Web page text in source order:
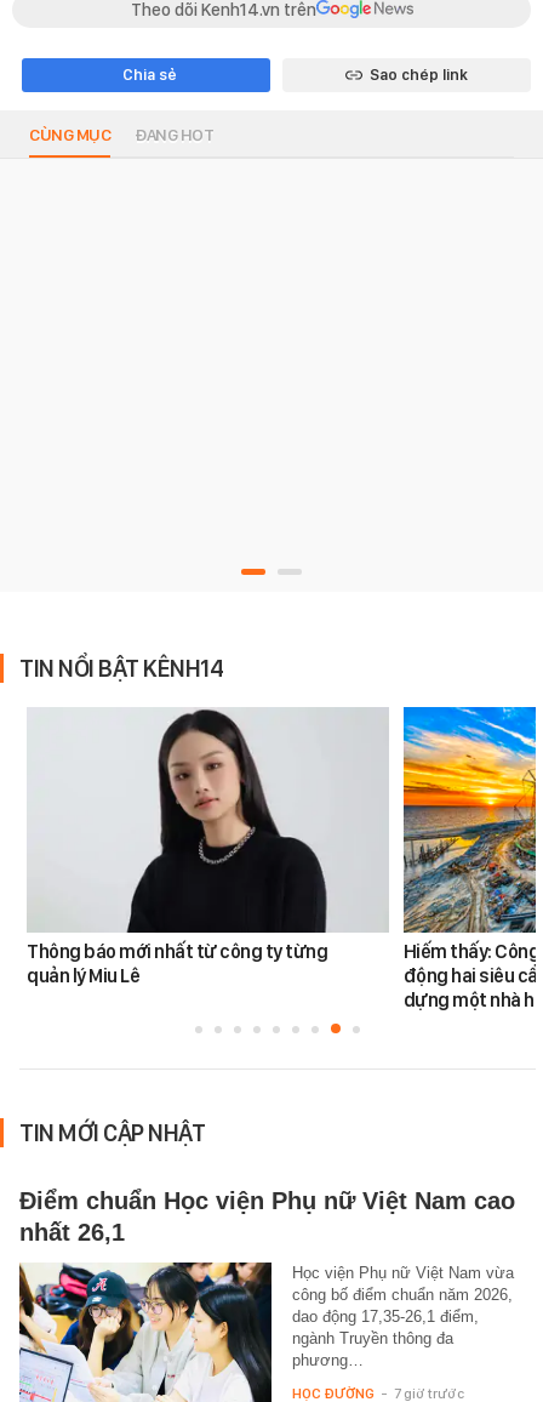
Theo dõi Kenh14.vn trên
Chia sẻ Sao chép link
CÙNG MỤC ĐANG HOT
TIN NỔI BẬT KÊNH14
Thông báo mới nhất từ công ty từng
quản lý Miu Lê
Hiếm thấy:
động hai siêu
dựng một nhà
TIN MỚI CẬP NHẬT
Điểm chuẩn Học viện Phụ nữ Việt Nam cao
nhất 26,1
Học viện Phụ nữ Việt Nam vừa
công bố điểm chuẩn năm 2026,
dao động 17,35-26,1 điểm,
ngành Truyền thông đa
phương…
HỌC ĐƯỜNG - 7 giờ trước